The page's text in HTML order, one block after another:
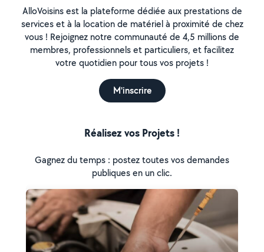
AlloVoisins est la plateforme dédiée aux prestations de
services et à la location de matériel à proximité de chez
vous ! Rejoignez notre communauté de 4,5 millions de
membres, professionnels et particuliers, et facilitez
votre quotidien pour tous vos projets !
M'inscrire
Réalisez vos Projets !
Gagnez du temps : postez toutes vos demandes
publiques en un clic.